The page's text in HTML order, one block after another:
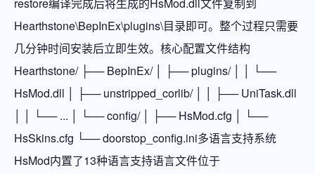
Hearthstone\BepInEx\plugins\目录即可。整个过程只需要
几分钟时间安装后立即生效。核心配置文件结构
Hearthstone/ ├── BepInEx/ │ ├── plugins/ │ │ └──
HsMod.dll │ ├── unstripped_corlib/ │ │ ├── UniTask.dll
│ │ └── ... │ └── config/ │ ├── HsMod.cfg │ └──
HsSkins.cfg └── doorstop_config.ini多语言支持系统
HsMod内置了13种语言支持语言文件位于